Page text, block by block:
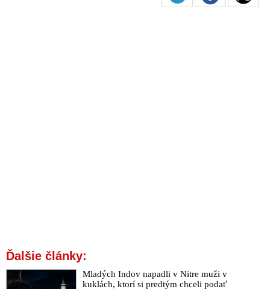
Ďalšie články:
Mladých Indov napadli v Nitre muži v
kuklách, ktorí si predtým chceli podať